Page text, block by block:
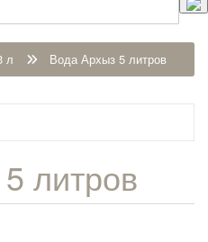
л Вода Архыз 5 литров
литров